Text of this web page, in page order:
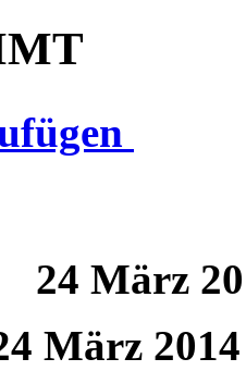
24 März
März